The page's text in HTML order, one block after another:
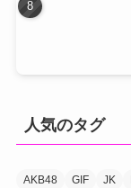
人気のタグ
AKB48 GIF JK